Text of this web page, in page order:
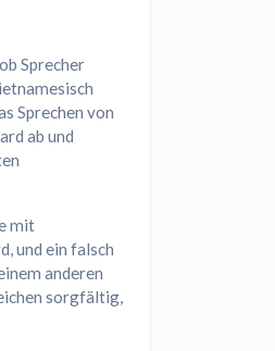
Sprecher
Sprechen von
ab und
mit
und ein falsch
anderen
sorgfältig,